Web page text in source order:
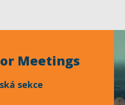
Meetings
sekce